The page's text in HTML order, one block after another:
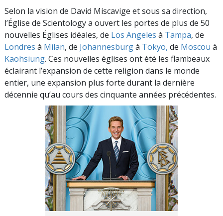
Selon la vision de David Miscavige et sous sa direction,
l’Église de Scientology a ouvert les portes de plus de 50
nouvelles Églises idéales, de Los Angeles à Tampa, de
Londres à Milan, de Johannesburgà Tokyo, de Moscou à
Kaohsiung. Ces nouvelles églises ont été les flambeaux
éclairant l’expansion de cette religion dans le monde
entier, une expansion plus forte durant la dernière
décennie qu’au cours des cinquante années précédentes.